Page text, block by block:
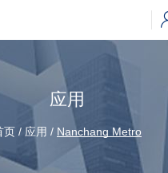
产品中心
新闻中心
应用
页 / 应用 / Nanchang Metro